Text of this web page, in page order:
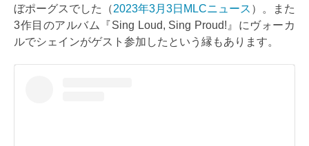
ぼポーグスでした（2023年3月3日MLCニュース ）。また
3作目のアルバム『Sing Loud, Sing Proud!』にヴォーカ
ルでシェインがゲスト参加したという縁もあります。